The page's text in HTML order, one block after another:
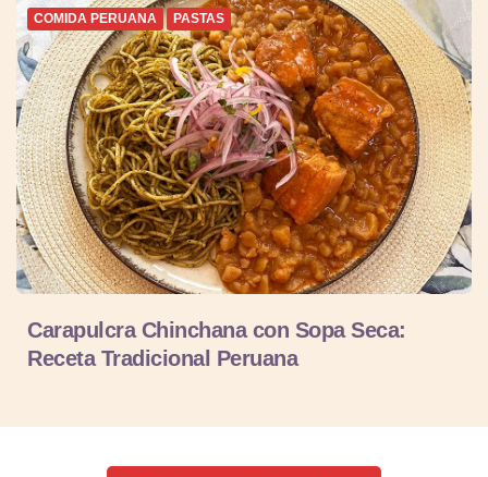
COMIDA PERUANA PASTAS
Carapulcra Chinchana con Sopa Seca:
Receta Tradicional Peruana